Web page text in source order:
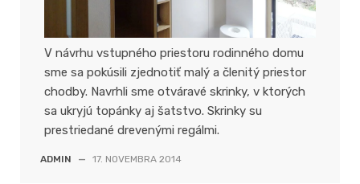
V návrhu vstupného priestoru rodinného domu
sme sa pokúsili zjednotiť malý a členitý priestor
chodby. Navrhli sme otváravé skrinky, v ktorých
sa ukryjú topánky aj šatstvo. Skrinky su
prestriedané drevenými regálmi.
ADMIN — 17. NOVEMBRA 2014